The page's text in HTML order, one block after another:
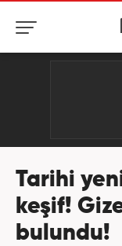
Tarihi
keşif!
bulundu!